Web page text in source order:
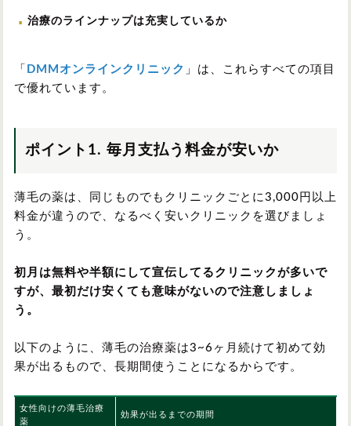
治療のラインナップは充実しているか
「 DMMオンラインクリニック 」は、これらすべての項目
で優れています。
ポイント1. 毎月支払う料金が安いか
薄毛の薬は、同じものでもクリニックごとに3,000円以上
料金が違うので、なるべく安いクリニックを選びましょ
う。
初月は無料や半額にして宣伝してるクリニックが多いで
すが、最初だけ安くても意味がないので注意しましょ
う。
以下のように、薄毛の治療薬は3~6ヶ月続けて初めて効
果が出るもので、長期間使うことになるからです。
女性向けの薄毛治療
薬
効果が出るまでの期間